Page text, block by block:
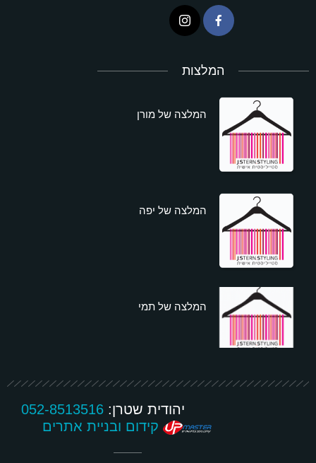
המלצות
המלצה של מורן
המלצה של יפה
המלצה של תמי
יהודית שטרן:052-8513516
קידום ובניית אתרים